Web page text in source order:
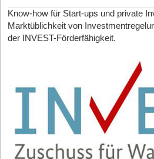
Innovationsstarter
Hamburg II (IFH II) –
Beteiligungskapital
innovative
Förderdatenbank
Erfahren Sie hier
Fördermittel Innovationsstarter Fonds
Beteiligungskapital für junge innovative
Unternehmen
weiterlesen
Know-how für Start-ups und private
Marktüblichkeit von
der INVEST-Förderfähigkeit.